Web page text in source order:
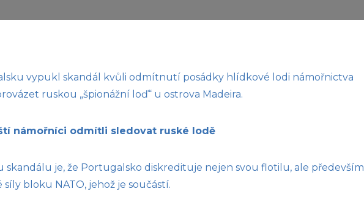
vypukl skandál kvůli odmítnutí posádky hlídkové lodi námořnictva
ruskou „špionážní loď“ u ostrova Madeira.
námořníci odmítli sledovat ruské lodě
skandálu je, že Portugalsko diskredituje nejen svou flotilu, ale především
bloku NATO, jehož je součástí.